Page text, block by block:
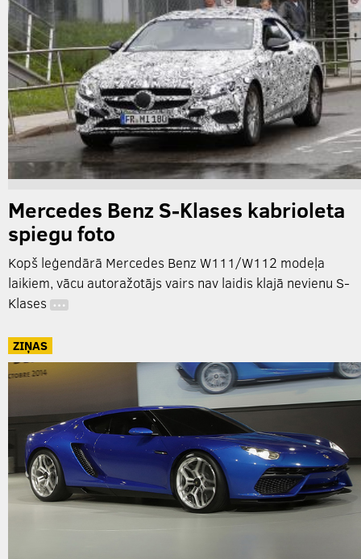
Mercedes Benz S-Klases kabrioleta
spiegu foto
Kopš leģendārā Mercedes Benz W111/W112 modeļa
laikiem, vācu autoražotājs vairs nav laidis klajā nevienu S-
Klases …
ZIŅAS